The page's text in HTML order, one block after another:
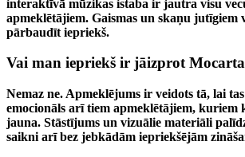
interaktīvā mūzikas istaba ir jautra visu
apmeklētājiem. Gaismas un skaņu jutīgiem
pārbaudīt iepriekš.
Vai man iepriekš ir jāizprot
Nemaz ne. Apmeklējums ir veidots tā, lai
emocionāls arī tiem apmeklētājiem, kuriem
jauna. Stāstījums un vizuālie materiāli
saikni arī bez jebkādām iepriekšējām